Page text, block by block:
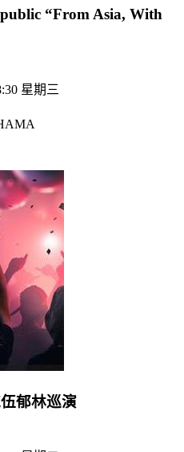
“From Asia, With
星期三
郁林巡演